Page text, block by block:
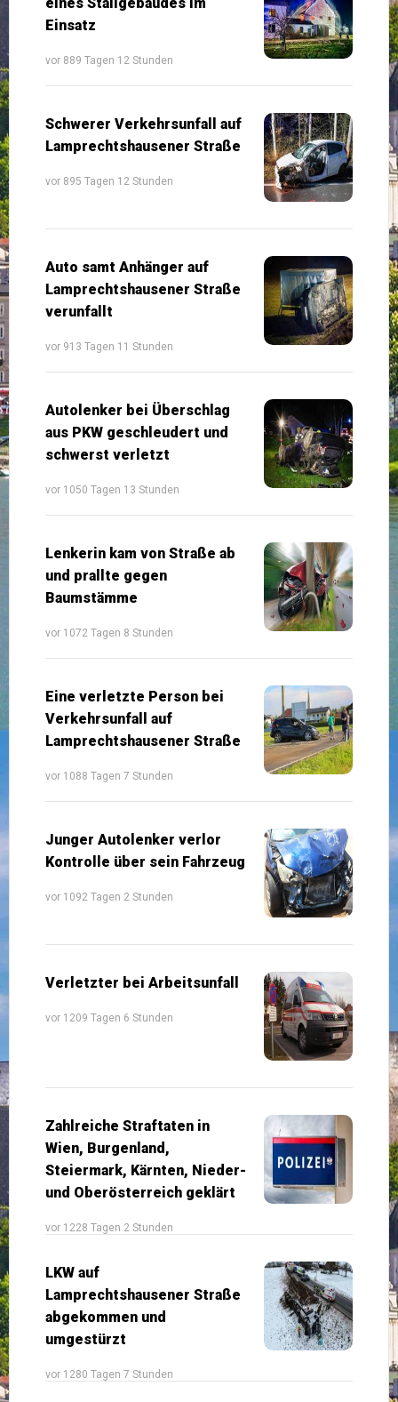
Einsatz
vor 889 Tagen 12 Stunden
Schwerer Verkehrsunfall auf
Lamprechtshausener Straße
vor 895 Tagen 12 Stunden
Auto samt Anhänger auf
Lamprechtshausener Straße
verunfallt
vor 913 Tagen 11 Stunden
Autolenker bei Überschlag
aus PKW geschleudert und
schwerst verletzt
vor 1050 Tagen 13 Stunden
Lenkerin kam von Straße ab
und prallte gegen
Baumstämme
vor 1072 Tagen 8 Stunden
Eine verletzte Person bei
Verkehrsunfall auf
Lamprechtshausener Straße
vor 1088 Tagen 7 Stunden
Junger Autolenker verlor
Kontrolle über sein Fahrzeug
vor 1092 Tagen 2 Stunden
Verletzter bei Arbeitsunfall
vor 1209 Tagen 6 Stunden
Zahlreiche Straftaten in
Wien, Burgenland,
Steiermark, Kärnten, Nieder-
und Oberösterreich geklärt
vor 1228 Tagen 2 Stunden
LKW auf
Lamprechtshausener Straße
abgekommen und
umgestürzt
vor 1280 Tagen 7 Stunden